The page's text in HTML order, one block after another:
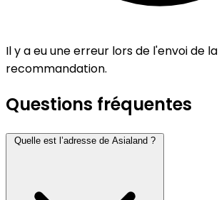
Il y a eu une erreur lors de l'envoi de la
recommandation.
Questions fréquentes
Quelle est l’adresse de Asialand ?